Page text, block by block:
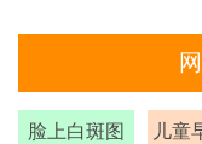
脸上白斑图 儿童